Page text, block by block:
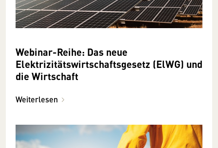
Webinar-Reihe: Das neue
Elektrizitätswirtschaftsgesetz (ElWG) und
die Wirtschaft
Weiterlesen